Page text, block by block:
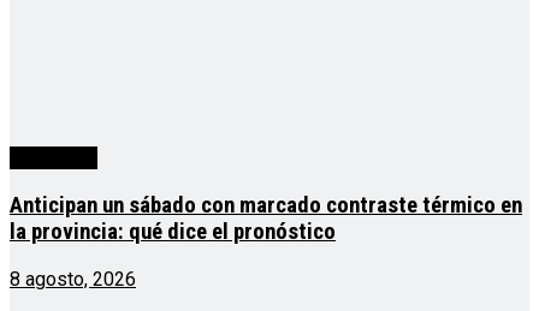
Anticipan un sábado con marcado contraste térmico en
la provincia: qué dice el pronóstico
8 agosto, 2026